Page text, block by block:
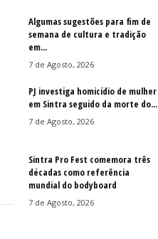
Algumas sugestões para fim de
semana de cultura e tradição
em...
7 de Agosto, 2026
PJ investiga homicídio de mulher
em Sintra seguido da morte do...
7 de Agosto, 2026
Sintra Pro Fest comemora três
décadas como referência
mundial do bodyboard
7 de Agosto, 2026